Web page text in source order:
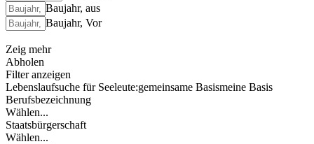
Baujahr, aus
Baujahr, Vor
Zeig mehr
Abholen
Filter anzeigen
Lebenslaufsuche für Seeleute:gemeinsame Basismeine Basis
Berufsbezeichnung
Wählen...
Staatsbürgerschaft
Wählen...